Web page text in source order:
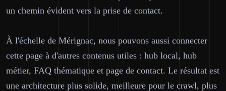
un chemin évident vers la prise de contact.
À l'échelle de Mérignac, nous pouvons aussi connecter
cette page à d'autres contenus utiles : hub local, hub
métier, FAQ thématique et page de contact. Le résultat est
une architecture plus solide, meilleure pour le crawl, plus